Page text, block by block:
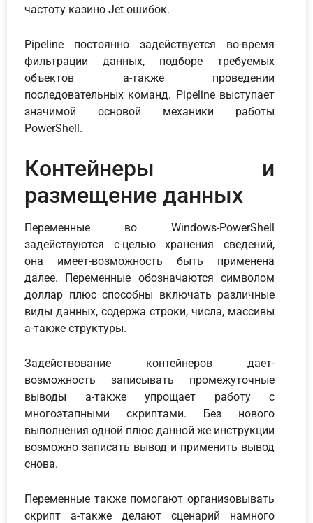
частоту казино Jet ошибок.
Pipeline постоянно задействуется во-время
фильтрации данных, подборе требуемых
объектов а-также проведении
последовательных команд. Pipeline выступает
значимой основой механики работы
PowerShell.
Контейнеры и
размещение данных
Переменные во Windows-PowerShell
задействуются с-целью хранения сведений,
она имеет-возможность быть применена
далее. Переменные обозначаются символом
доллар плюс способны включать различные
виды данных, содержа строки, числа, массивы
а-также структуры.
Задействование контейнеров дает-
возможность записывать промежуточные
выводы а-также упрощает работу с
многоэтапными скриптами. Без нового
выполнения одной плюс данной же инструкции
возможно записать вывод и применить вывод
снова.
Переменные также помогают организовывать
скрипт а-также делают сценарий намного